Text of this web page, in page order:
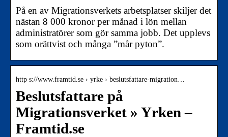
På en av Migrationsverkets arbetsplatser skiljer det
nästan 8 000 kronor per månad i lön mellan
administratörer som gör samma jobb. Det upplevs
som orättvist och många ”mår pyton”.
http s://www.framtid.se › yrke › beslutsfattare-migration…
Beslutsfattare på
Migrationsverket » Yrken –
Framtid.se